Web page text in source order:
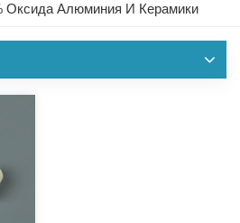
Оксида Алюминия И Керамики